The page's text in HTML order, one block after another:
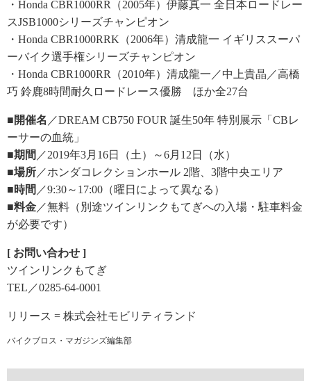
・Honda CBR1000RR（2005年）伊藤真一 全日本ロードレー
スJSB1000シリーズチャンピオン
・Honda CBR1000RRK（2006年）清成龍一 イギリススーパ
ーバイク選手権シリーズチャンピオン
・Honda CBR1000RR（2010年）清成龍一／中上貴晶／高橋
巧 鈴鹿8時間耐久ロードレース優勝 ほか全27台
■開催名 ／DREAM CB750 FOUR 誕生50年 特別展示「CBレ
ーサーの血統」
■期間 ／2019年3月16日（土）～6月12日（水）
■場所 ／ホンダコレクションホール 2階、3階中央エリア
■時間 ／9:30～17:00（曜日によって異なる）
■料金 ／無料（別途ツインリンクもてぎへの入場・駐車料金
が必要です）
[ お問い合わせ ]
ツインリンクもてぎ
TEL／0285-64-0001
リリース = 株式会社モビリティランド
バイクブロス・マガジンズ編集部